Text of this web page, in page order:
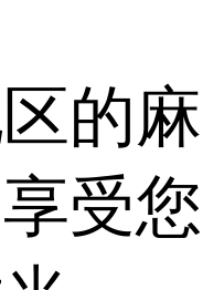
的麻
受您